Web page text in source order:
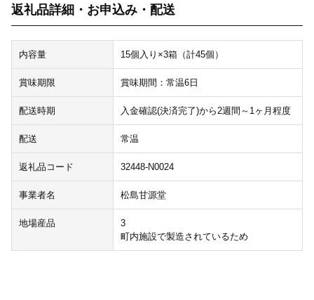
返礼品詳細・お申込み・配送
内容量 15個入り×3箱（計45個）
賞味期限 賞味期間：常温6日
配送時期 入金確認(決済完了)から2週間～1ヶ月程度
配送 常温
返礼品コード 32448-N0024
事業者名 松島甘源堂
地場産品
3
町内施設で製造されているため